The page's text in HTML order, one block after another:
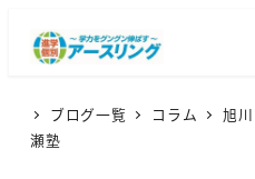
ブログ一覧 コラム
旭
瀬塾